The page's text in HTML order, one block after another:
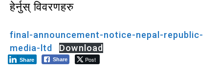
हेर्नुस् विवरणहरु
final-announcement-notice-nepal-republic-
media-ltd
Download
Share Post
Share